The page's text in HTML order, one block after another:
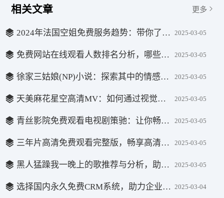
相关文章 更多
2024年法国空姐免费服务趋势：带你了解新变化与机会 2025-03-05
免费网站在线观看人数排名分析，哪些省份观众最多？ 2025-03-05
徐家三姑娘(NP)小说：探索其中的情感与成长故事，揭示深刻的情感变迁 2025-03-05
天美麻花星空高清MV：如何通过视觉艺术打造音乐视频的新体验 2025-03-05
青丝影院免费观看电视剧策驰：让你畅享海量影视资源的好选择 2025-03-05
三年片高清免费观看完整版，畅享高清观影体验，尽在掌握 2025-03-05
黑人猛躁我一晚上的歌推荐与分析，助你发现音乐的魅力 2025-03-05
选择国内永久免费CRM系统，助力企业管理与增长 2025-03-04